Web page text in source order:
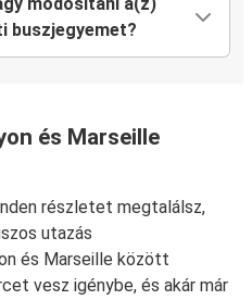
buszjegyemet?
és Marseille
részletet megtalálsz,
utazás
és Marseille között
vesz igénybe, és akár már